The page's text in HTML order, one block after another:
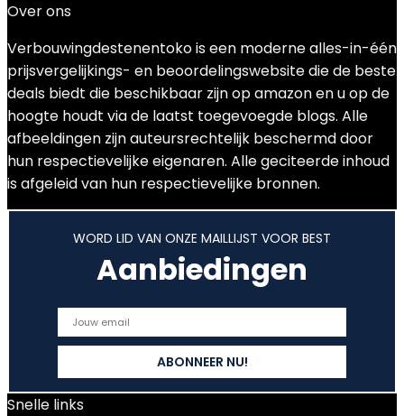
Over ons
Verbouwingdestenentoko is een moderne alles-in-één
prijsvergelijkings- en beoordelingswebsite die de beste
deals biedt die beschikbaar zijn op amazon en u op de
hoogte houdt via de laatst toegevoegde blogs. Alle
afbeeldingen zijn auteursrechtelijk beschermd door
hun respectievelijke eigenaren. Alle geciteerde inhoud
is afgeleid van hun respectievelijke bronnen.
WORD LID VAN ONZE MAILLIJST VOOR BEST
Aanbiedingen
Snelle links